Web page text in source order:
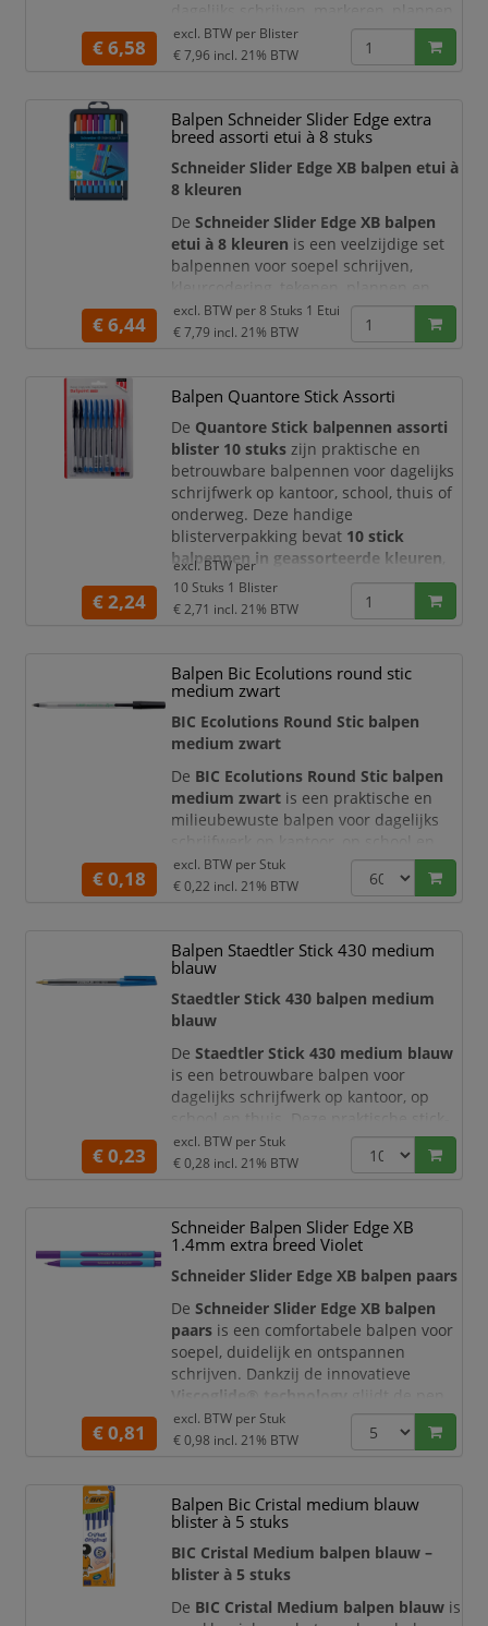
tekenen en creatief gebruik. Deze set
bestaat uit15 BIC Cristal Large
BIC Cristal ontwerp met een brede
schrijfpunt van1,6 mm. Daardoor
schrijft u met duidelijke, intensere
€ 6,58
excl. BTW per Blister
€ 7,96 incl. 21% BTW
Balpen Schneider Slider Edge extra
breed assorti etui à 8 stuks
Schneider Slider Edge XB balpen etui à
8 kleuren
DeSchneider Slider Edge XB balpen
etui à 8 kleuren is een veelzijdige set
balpennen voor soepel schrijven,
creatief gebruik. De set bevat8
Schneider Slider Edge balpennen
in
administratie, bullet journals, agenda’s
en creatieve projecten.
Dankzij de innovatieveViscoglide®
technologysch
€ 6,44
excl. BTW per8 Stuks 1 Etui
€ 7,79 incl. 21% BTW
Balpen Quantore Stick Assorti
De Quantore Stick balpennen assorti
blister 10 stuks zijn praktische en
betrouwbare balpennen voor dagelijks
schrijfwerk op kantoor, school, thuis of
onderweg. Deze handige
blisterverpakking bevat 10 stick
balpennen in geassorteerde kleuren
zodat u altijd de juiste kleur bij de
hand heeft voor notities, formulieren,
administratie, schoolwerk en creatieve
kunststof houder, geventileerde dop in
schrijfkleur en
€ 2,24
excl. BTW per
10 Stuks 1 Blister
€ 2,71 incl. 21% BTW
Balpen Bic Ecolutions round stic
medium zwart
BIC Ecolutions Round Stic balpen
medium zwart
De BIC Ecolutions Round Stic balpen
medium zwart is een praktische en
milieubewuste balpen voor dagelijks
schrijfwerk op kantoor, op school en
thuis. Deze zwarte balpen combineert
het vertrouwde schrijfcomfort van BIC
materiaal. Daarmee is dit een
uitstekende keuze voor organisaties en
gebruikers die betrouwbaar
schrijfmateriaa
€ 0,18
excl. BTW per Stuk
€ 0,22 incl. 21% BTW
Balpen Staedtler Stick 430 medium
blauw
Staedtler Stick 430 balpen medium
blauw
DeStaedtler Stick 430 medium blauw
is een betrouwbare balpen voor
dagelijks schrijfwerk op kantoor, op
school en thuis. Deze praktische stick-
balpen combineert een soepel
schrijfgevoel met een helder blauw
agenda’s bijwerkt of documenten
ondertekent. Dankzij demedium
schrijfbreedteis de pen geschikt voor
€ 0,23
excl. BTW per Stuk
€ 0,28 incl. 21% BTW
Schneider Balpen Slider Edge XB
1.4mm extra breed Violet
Schneider Slider Edge XB balpen paars
DeSchneider Slider Edge XB balpen
paars is een comfortabele balpen voor
soepel, duidelijk en ontspannen
schrijven. Dankzij de innovatieve
Viscoglide® technology
bijzonder licht over het papier en
ontstaat een vloeiend schrijfbeeld met
balpen ideaal voor notities, studie,
kantoorwerk, creatieve toepassingen,
kleurcodering e
€ 0,81
excl. BTW per Stuk
€ 0,98 incl. 21% BTW
Balpen Bic Cristal medium blauw
blister à 5 stuks
BIC Cristal Medium balpen blauw –
blister à 5 stuks
De BIC Cristal Medium balpen blauw is